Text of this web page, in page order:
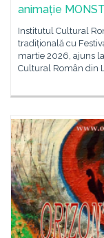
animație
Institutul Cultural
tradițională cu
martie 2026, ajuns
Cultural Român din